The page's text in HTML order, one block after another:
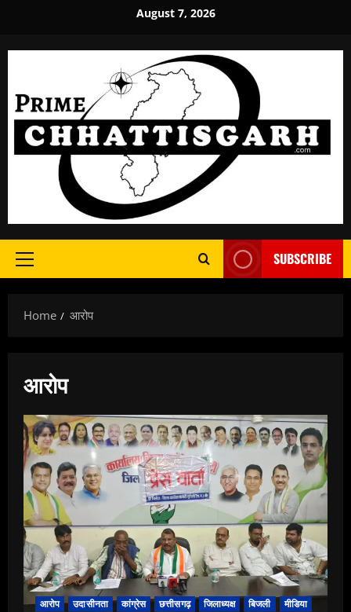
content
August 7, 2026
Primary
SUBSCRIBE
Home आरोप
आरोप
आरोप उदासीनता कांग्रेस छत्तीसगढ़ जिलाध्यक्ष बिजली
मीडिया